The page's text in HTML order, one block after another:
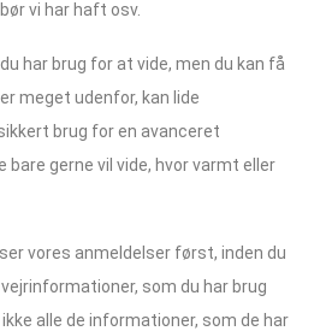
vi har haft osv.
har brug for at vide, men du kan få
meget udenfor, kan lide
brug for en avanceret
gerne vil vide, hvor varmt eller
vores anmeldelser først, inden du
som du har brug
alle de informationer, som de har